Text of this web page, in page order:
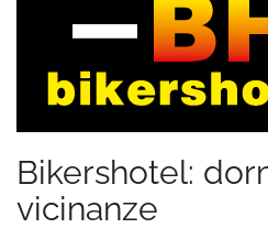
Bikershotel:
vicinanze